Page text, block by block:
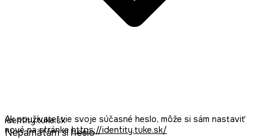
Ak používateľ vie svoje súčasné heslo, môže si sám nastaviť
nové na stránkehttps://identity.tuke.sk/
identity.tuke.sk
Nepamätám si heslo